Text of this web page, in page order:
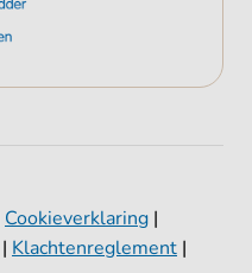
Cookieverklaring |
| Klachtenreglement |